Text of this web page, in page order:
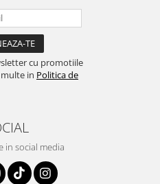
cu promotiile
in Politica de
in social media